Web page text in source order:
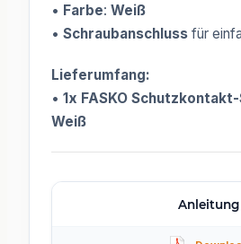
• Farbe: Weiß
• Schraubanschluss für
Lieferumfang:
• 1x FASKO
Weiß
Anleitung